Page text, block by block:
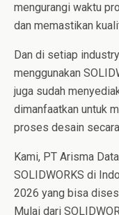
mengurangi waktu
dan memastikan
Dan di setiap
menggunakan
juga sudah
dimanfaatkan untuk
proses desain
Kami, PT Arisma
SOLIDWORKS di
2026 yang bisa
Mulai dari